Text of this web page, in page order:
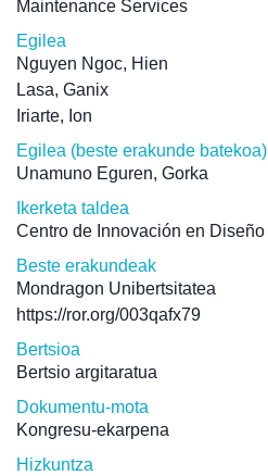
Maintenance Services
Egilea
Nguyen Ngoc, Hien
Lasa, Ganix
Iriarte, Ion
Egilea (beste erakunde batekoa)
Unamuno Eguren, Gorka
Ikerketa taldea
Centro de Innovación en Diseño
Beste erakundeak
Mondragon Unibertsitatea
https://ror.org/003qafx79
Bertsioa
Bertsio argitaratua
Dokumentu-mota
Kongresu-ekarpena
Hizkuntza